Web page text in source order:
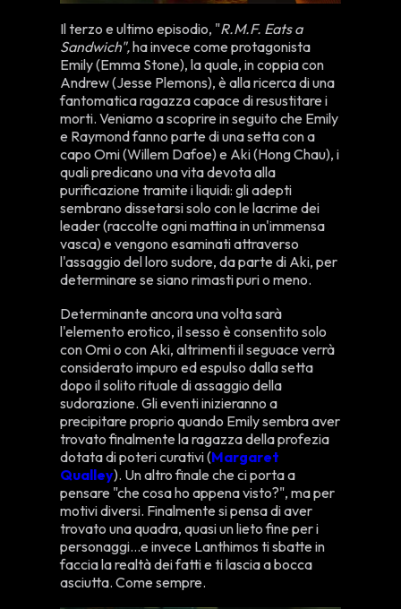
Il terzo e ultimo episodio, "R.M.F. Eats a
Sandwich",ha invece come protagonista
Emily (Emma Stone), la quale, in coppia con
Andrew (Jesse Plemons), è alla ricerca di una
fantomatica ragazza capace di resustitare i
morti. Veniamo a scoprire in seguito che Emily
e Raymond fanno parte di una setta con a
capo Omi (Willem Dafoe) e Aki (Hong Chau), i
quali predicano una vita devota alla
purificazione tramite i liquidi: gli adepti
sembrano dissetarsi solo con le lacrime dei
leader (raccolte ogni mattina in un'immensa
vasca) e vengono esaminati attraverso
l'assaggio del loro sudore, da parte di Aki, per
determinare se siano rimasti puri o meno.
Determinante ancora una volta sarà
l'elemento erotico, il sesso è consentito solo
con Omi o con Aki, altrimenti il seguace verrà
considerato impuro ed espulso dalla setta
dopo il solito rituale di assaggio della
sudorazione. Gli eventi inizieranno a
precipitare proprio quando Emily sembra aver
trovato finalmente la ragazza della profezia
dotata di poteri curativi (Margaret
Qualley). Un altro finale che ci porta a
pensare "che cosa ho appena visto?", ma per
motivi diversi. Finalmente si pensa di aver
trovato una quadra, quasi un lieto fine per i
personaggi...e invece Lanthimos ti sbatte in
faccia la realtà dei fatti e ti lascia a bocca
asciutta. Come sempre.